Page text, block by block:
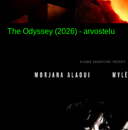
The Odyssey (2026) - arvostelu